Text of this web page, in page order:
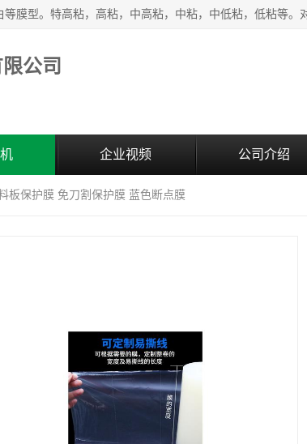
公司
企业视频 公司介绍
板保护膜 免刀割保护膜 蓝色断点膜